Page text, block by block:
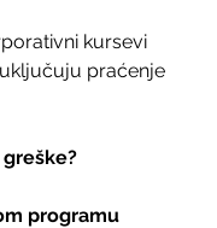
kursevi
praćenje
greške?
programu